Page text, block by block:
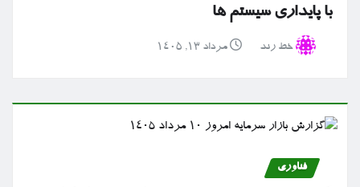
با پایداری سیستم ها
خط رند مرداد ۱۳, ۱۴۰۵
فناوری